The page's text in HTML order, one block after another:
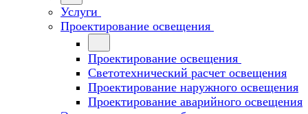
Услуги
Проектирование освещения
Проектирование освещения
Светотехнический расчет освещения
Проектирование наружного освещения
Проектирование аварийного освещения